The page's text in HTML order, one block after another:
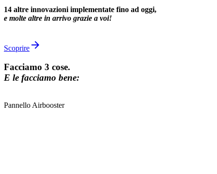
14 altre innovazioni implementate fino ad oggi,
e molte altre in arrivo grazie a voi!
Scoprire arrow_forward
Facciamo 3 cose.
E le facciamo bene:
Pannello Airbooster